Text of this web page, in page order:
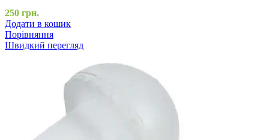
250 грн.
Додати в кошик
Порівняння
Швидкий перегляд